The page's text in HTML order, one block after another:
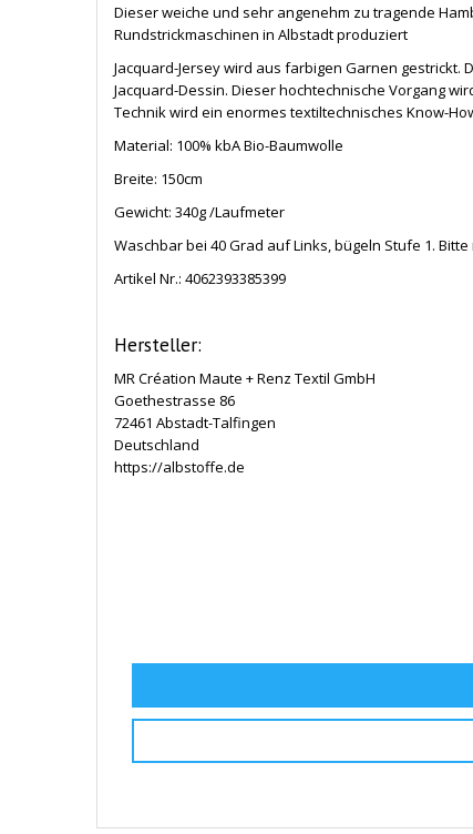
Dieser weiche und sehr angenehm zu tragende
Rundstrickmaschinen in Albstadt produziert
Jacquard-Jersey wird aus farbigen Garnen
Jacquard-Dessin. Dieser hochtechnische Vorgang
Technik wird ein enormes textiltechnisches Know-
Material: 100% kbA Bio-Baumwolle
Breite: 150cm
Gewicht: 340g /Laufmeter
Waschbar bei 40 Grad auf Links, bügeln Stufe 1.
Artikel Nr.: 4062393385399
Hersteller:
MR Création Maute + Renz Textil GmbH
Goethestrasse 86
72461 Abstadt-Talfingen
Deutschland
https://albstoffe.de